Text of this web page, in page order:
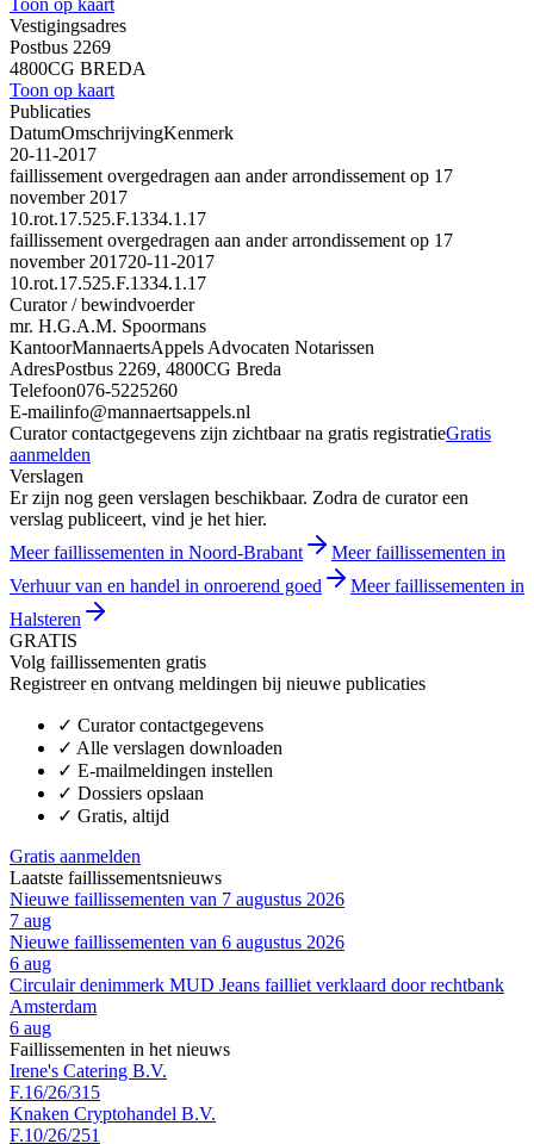
Vestigingsadres
Postbus 2269
4800CG BREDA
Toon op kaart
Publicaties
DatumOmschrijvingKenmerk
20-11-2017
faillissement overgedragen aan ander arrondissement op 17
november 2017
10.rot.17.525.F.1334.1.17
faillissement overgedragen aan ander arrondissement op 17
november 201720-11-2017
10.rot.17.525.F.1334.1.17
Curator / bewindvoerder
mr. H.G.A.M. Spoormans
KantoorMannaertsAppels Advocaten Notarissen
AdresPostbus 2269, 4800CG Breda
Telefoon076-5225260
E-mailinfo@mannaertsappels.nl
Curator contactgegevens zijn zichtbaar na gratis registratieGratis
aanmelden
Verslagen
Er zijn nog geen verslagen beschikbaar. Zodra de curator een
verslag publiceert, vind je het hier.
Meer faillissementen in Noord-Brabant
Meer faillissementen in
Verhuur van en handel in onroerend goed
Meer faillissementen in
Halsteren
GRATIS
Volg faillissementen gratis
Registreer en ontvang meldingen bij nieuwe publicaties
✓ Curator contactgegevens
✓ Alle verslagen downloaden
✓ E-mailmeldingen instellen
✓ Dossiers opslaan
✓ Gratis, altijd
Gratis aanmelden
Laatste faillissementsnieuws
Nieuwe faillissementen van 7 augustus 2026
7 aug
Nieuwe faillissementen van 6 augustus 2026
6 aug
Circulair denimmerk MUD Jeans failliet verklaard door rechtbank
Amsterdam
6 aug
Faillissementen in het nieuws
Irene's Catering B.V.
F.16/26/315
Knaken Cryptohandel B.V.
F.10/26/251